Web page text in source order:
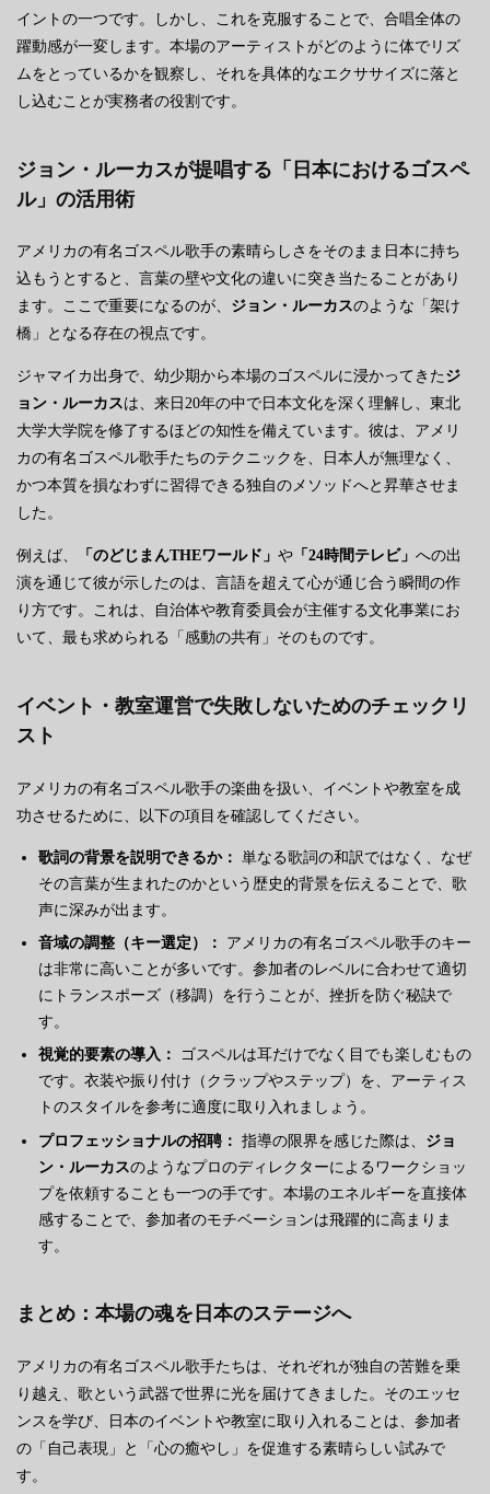
イントの一つです。しかし、これを克服することで、合唱全体の
躍動感が一変します。本場のアーティストがどのように体でリズ
ムをとっているかを観察し、それを具体的なエクササイズに落と
し込むことが実務者の役割です。
ジョン・ルーカスが提唱する「日本におけるゴスペ
ル」の活用術
アメリカの有名ゴスペル歌手の素晴らしさをそのまま日本に持ち
込もうとすると、言葉の壁や文化の違いに突き当たることがあり
ます。ここで重要になるのが、 ジョン・ルーカスのような「架け
橋」となる存在の視点です。
ジャマイカ出身で、幼少期から本場のゴスペルに浸かってきた ジ
ョン・ルーカスは、来日20年の中で日本文化を深く理解し、東北
大学大学院を修了するほどの知性を備えています。彼は、アメリ
カの有名ゴスペル歌手たちのテクニックを、日本人が無理なく、
かつ本質を損なわずに習得できる独自のメソッドへと昇華させま
した。
例えば、 「のどじまんTHEワールド」 や 「24時間テレビ」 への出
演を通じて彼が示したのは、言語を超えて心が通じ合う瞬間の作
り方です。これは、自治体や教育委員会が主催する文化事業にお
いて、最も求められる「感動の共有」そのものです。
イベント・教室運営で失敗しないためのチェックリ
スト
アメリカの有名ゴスペル歌手の楽曲を扱い、イベントや教室を成
功させるために、以下の項目を確認してください。
歌詞の背景を説明できるか： 単なる歌詞の和訳ではなく、なぜ
その言葉が生まれたのかという歴史的背景を伝えることで、歌
声に深みが出ます。
音域の調整（キー選定）：
アメリカの有名ゴスペル歌手のキー
は非常に高いことが多いです。参加者のレベルに合わせて適切
にトランスポーズ（移調）を行うことが、挫折を防ぐ秘訣で
す。
視覚的要素の導入：
ゴスペルは耳だけでなく目でも楽しむもの
です。衣装や振り付け（クラップやステップ）を、アーティス
トのスタイルを参考に適度に取り入れましょう。
プロフェッショナルの招聘： 指導の限界を感じた際は、 ジョ
ン・ルーカスのようなプロのディレクターによるワークショッ
プを依頼することも一つの手です。本場のエネルギーを直接体
感することで、参加者のモチベーションは飛躍的に高まりま
す。
まとめ：本場の魂を日本のステージへ
アメリカの有名ゴスペル歌手たちは、それぞれが独自の苦難を乗
り越え、歌という武器で世界に光を届けてきました。そのエッセ
ンスを学び、日本のイベントや教室に取り入れることは、参加者
の「自己表現」と「心の癒やし」を促進する素晴らしい試みで
す。